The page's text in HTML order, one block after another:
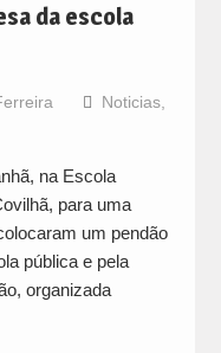
da escola
Noticias,
na Escola
para uma
um pendão
pública e pela
organizada